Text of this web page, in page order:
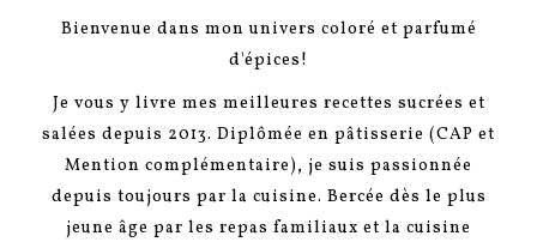
Bienvenue dans mon univers coloré et parfumé
d'épices!
Je vous y livre mes meilleures recettes sucrées et
salées depuis 2013. Diplômée en pâtisserie (CAP et
Mention complémentaire), je suis passionnée
depuis toujours par la cuisine. Bercée dès le plus
jeune âge par les repas familiaux et la cuisine